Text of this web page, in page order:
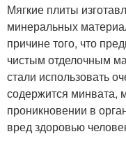
Мягкие плиты
минеральных
причине того, что
чистым отделочным
стали использовать
содержится минвата,
проникновении в
вред здоровью